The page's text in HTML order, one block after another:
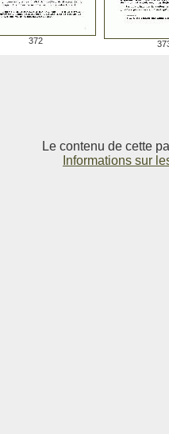
372
Le contenu de cette
Informations sur